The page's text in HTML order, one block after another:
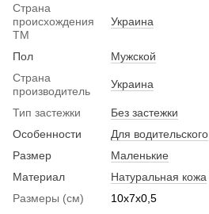
Страна
происхождения
ТМ
Украина
Пол
Мужской
Страна
производитель
Украина
Тип застежки
Без застежки
Особенности
Для водительского
Размер
Маленькие
Материал
Натуральная кожа
Размеры (см)
10х7х0,5